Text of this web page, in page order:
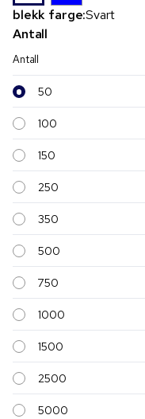
blekk farge:Svart
Antall
Antall
50
100
150
250
350
500
750
1000
1500
2500
5000